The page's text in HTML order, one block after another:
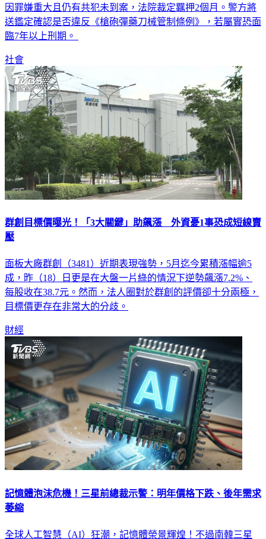
因罪嫌重大且仍有共犯未到案，法院裁定羈押2個月。警方將
送鑑定確認是否違反《槍砲彈藥刀械管制條例》，若屬實恐面
臨7年以上刑期。
社會
群創目標價曝光！「3大關鍵」助飆漲 外資憂1事恐成短線賣
壓
面板大廠群創（3481）近期表現強勢，5月迄今累積漲幅逾5
成，昨（18）日更是在大盤一片綠的情況下逆勢飆漲7.2%、
每股收在38.7元。然而，法人圈對於群創的評價卻十分兩極，
目標價更存在非常大的分歧。
財經
記憶體泡沫危機！三星前總裁示警：明年價格下跌、後年需求
萎縮
全球人工智慧（AI）狂潮，記憶體榮景輝煌！不過南韓三星